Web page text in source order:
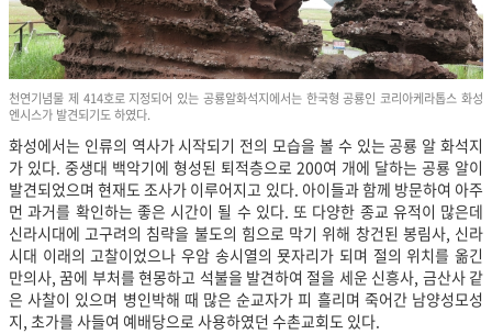
천연기념물 제 414호로 지정되어 있는 공룡알화석지에서는 한국형 공룡인 코리아케라톱스 화성
엔시스가 발견되기도 하였다.
화성에서는 인류의 역사가 시작되기 전의 모습을 볼 수 있는 공룡 알 화석지
가 있다. 중생대 백악기에 형성된 퇴적층으로 200여 개에 달하는 공룡 알이
발견되었으며 현재도 조사가 이루어지고 있다. 아이들과 함께 방문하여 아주
먼 과거를 확인하는 좋은 시간이 될 수 있다. 또 다양한 종교 유적이 많은데
신라시대에 고구려의 침략을 불도의 힘으로 막기 위해 창건된 봉림사, 신라
시대 이래의 고찰이었으나 우암 송시열의 묫자리가 되며 절의 위치를 옮긴
만의사, 꿈에 부처를 현몽하고 석불을 발견하여 절을 세운 신흥사, 금산사 같
은 사찰이 있으며 병인박해 때 많은 순교자가 피 흘리며 죽어간 남양성모성
지, 초가를 사들여 예배당으로 사용하였던 수촌교회도 있다.